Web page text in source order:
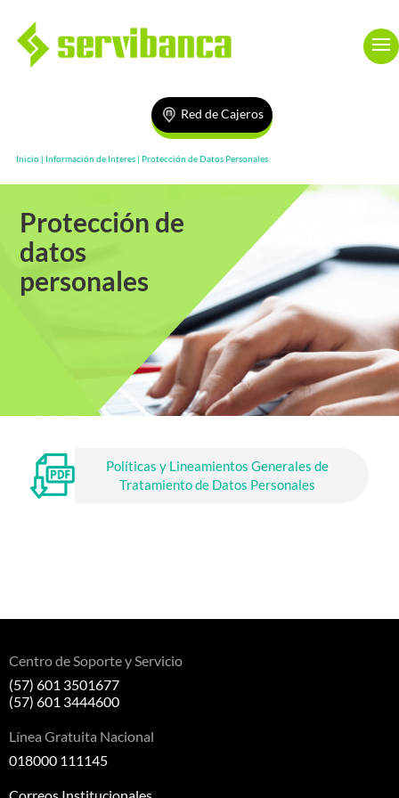
Red de Cajeros
Inicio | Información de Interes | Protección de Datos Personales
Protección de
datos
personales
Políticas y Lineamientos Generales de
Tratamiento de Datos Personales
Centro de Soporte y Servicio
(57) 601 3501677
(57) 601 3444600
Línea Gratuita Nacional
018000 111145
Correos Institucionales